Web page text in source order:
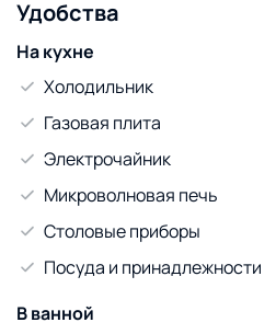
Удобства
На кухне
Холодильник
Газовая плита
Электрочайник
Микроволновая печь
Столовые приборы
Посуда и принадлежности
В ванной